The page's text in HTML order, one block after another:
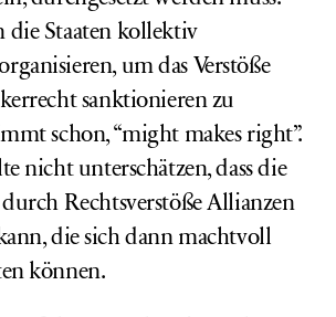
die Staaten kollektiv
um das Verstöße
sanktionieren zu
schon, “might makes right”.
nicht unterschätzen, dass die
Rechtsverstöße Allianzen
, die sich dann machtvoll
können.